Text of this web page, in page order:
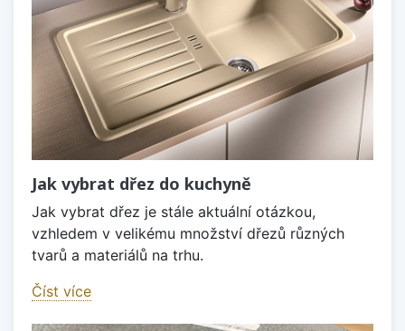
Jak vybrat dřez do kuchyně
Jak vybrat dřez je stále aktuální otázkou,
vzhledem v velikému množství dřezů různých
tvarů a materiálů na trhu.
Číst více